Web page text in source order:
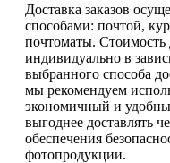
Доставка заказов
способами: почтой,
почтоматы. Стоимость
индивидуально в
выбранного способа
мы рекомендуем
экономичный и
выгоднее доставлять
обеспечения
фотопродукции.